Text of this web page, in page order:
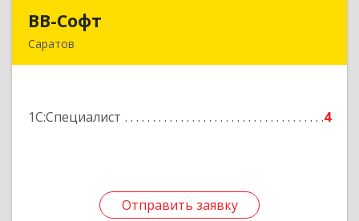
ВВ-Софт
Саратов
1С:Специалист 4
Отправить заявку
Отправить заявку